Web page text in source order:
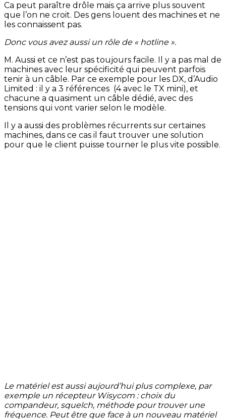
Ca peut paraître drôle mais ça arrive plus souvent
que l’on ne croit. Des gens louent des machines et ne
les connaissent pas.
Donc vous avez aussi un rôle de « hotline ».
M. Aussi et ce n’est pas toujours facile. Il y a pas mal de
machines avec leur spécificité qui peuvent parfois
tenir à un câble. Par ce exemple pour les DX, d’Audio
Limited : il y a 3 références (4 avec le TX mini), et
chacune a quasiment un câble dédié, avec des
tensions qui vont varier selon le modèle.
Il y a aussi des problèmes récurrents sur certaines
machines, dans ce cas il faut trouver une solution
pour que le client puisse tourner le plus vite possible.
Le matériel est aussi aujourd’hui plus complexe, par
exemple un récepteur Wisycom : choix du
compandeur, squelch, méthode pour trouver une
fréquence. Peut être que face à un nouveau matériel